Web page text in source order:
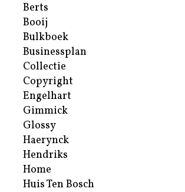
Berts
Booij
Bulkboek
Businessplan
Collectie
Copyright
Engelhart
Gimmick
Glossy
Haerynck
Hendriks
Home
Huis Ten Bosch